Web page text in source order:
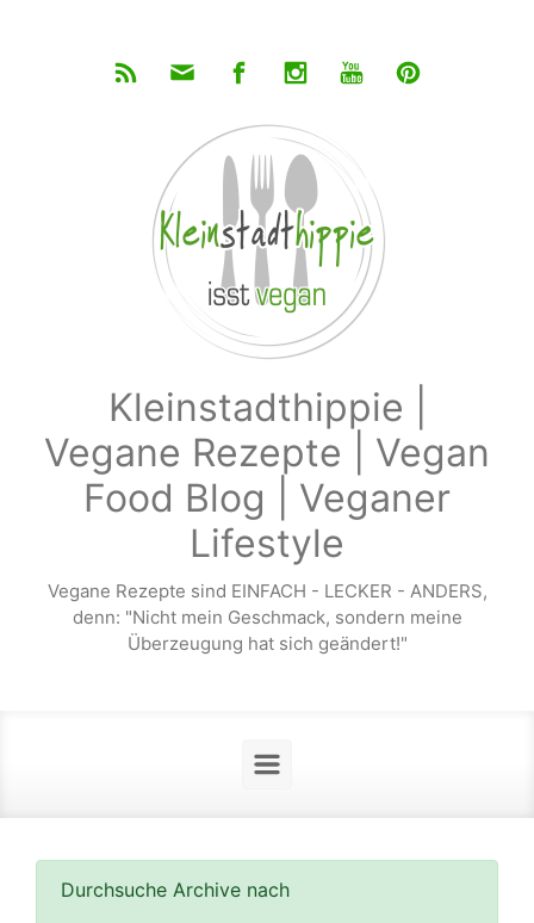
Kleinstadthippie |
Vegane Rezepte | Vegan
Food Blog | Veganer
Lifestyle
Vegane Rezepte sind EINFACH - LECKER - ANDERS,
denn: "Nicht mein Geschmack, sondern meine
Überzeugung hat sich geändert!"
Durchsuche Archive nach